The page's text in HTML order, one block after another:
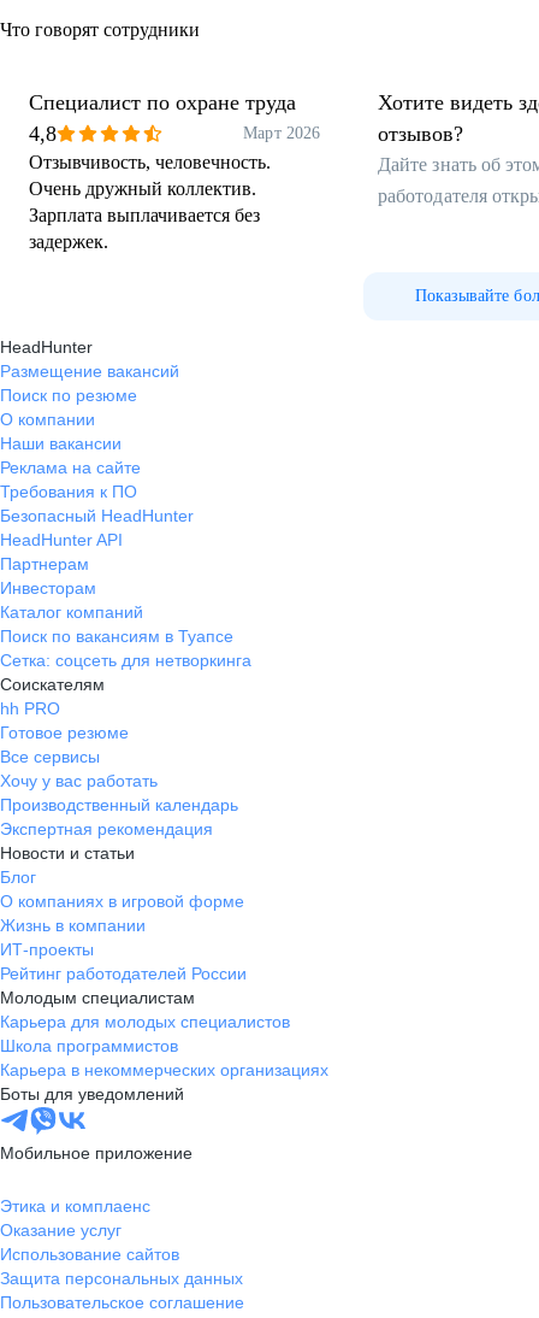
Что говорят сотрудники
Специалист по охране труда
4,8
Март 2026
Отзывчивость, человечность.
Очень дружный коллектив.
Зарплата выплачивается без
задержек.
Хотите видеть
отзывов?
Дайте знать об
работодателя
Показывайте
HeadHunter
Размещение вакансий
Поиск по резюме
О компании
Наши вакансии
Реклама на сайте
Требования к ПО
Безопасный HeadHunter
HeadHunter API
Партнерам
Инвесторам
Каталог компаний
Поиск по вакансиям в Туапсе
Сетка: соцсеть для нетворкинга
Соискателям
hh PRO
Готовое резюме
Все сервисы
Хочу у вас работать
Производственный календарь
Экспертная рекомендация
Новости и статьи
Блог
О компаниях в игровой форме
Жизнь в компании
ИТ-проекты
Рейтинг работодателей России
Молодым специалистам
Карьера для молодых специалистов
Школа программистов
Карьера в некоммерческих организациях
Боты для уведомлений
Мобильное приложение
Этика и комплаенс
Оказание услуг
Использование сайтов
Защита персональных данных
Пользовательское соглашение